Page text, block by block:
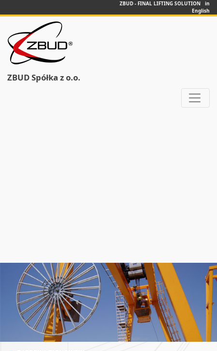
ZBUD - FINAL LIFTING SOLUTION in
English
ZBUD Spółka z o.o.